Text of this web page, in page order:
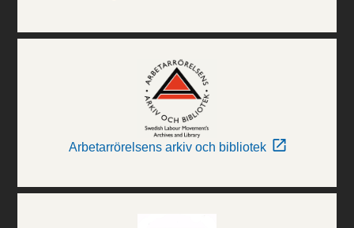
Arbetarrörelsens arkiv och bibliotek